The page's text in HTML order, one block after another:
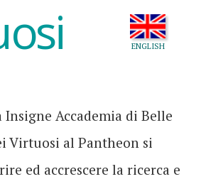
ENGLISH
Accademia di Belle
Virtuosi al Pantheon si
ed accrescere la ricerca e